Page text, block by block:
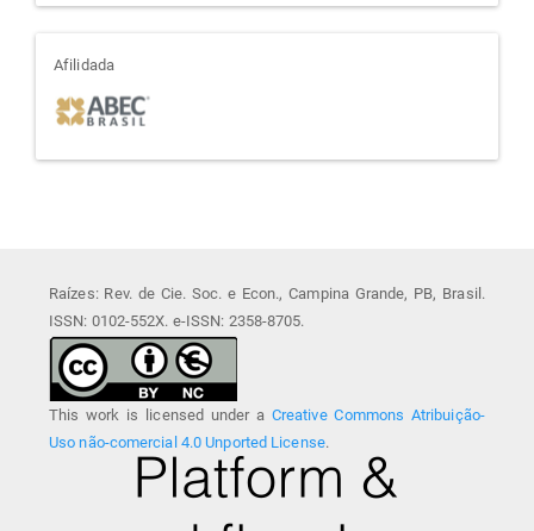
afiliada
Afilidada
Raízes: Rev. de Cie. Soc. e Econ., Campina Grande, PB, Brasil.
ISSN: 0102-552X. e-ISSN: 2358-8705.
This work is licensed under a Creative Commons Atribuição-
Uso não-comercial 4.0 Unported License.